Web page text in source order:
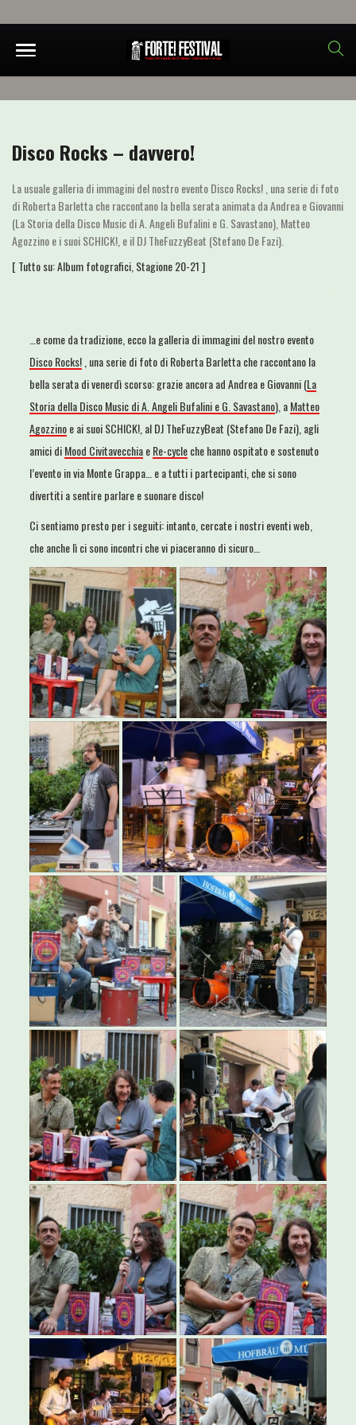
Disco Rocks – davvero!
La usuale galleria di immagini del nostro evento Disco Rocks! , una serie di foto
di Roberta Barletta che raccontano la bella serata animata da Andrea e Giovanni
(La Storia della Disco Music di A. Angeli Bufalini e G. Savastano), Matteo
Agozzino e i suoi SCHICK!, e il DJ TheFuzzyBeat (Stefano De Fazi).
[ Tutto su:Album fotografici Stagione 20-21]
…e come da tradizione, ecco la galleria di immagini del nostro evento
Disco Rocks! , una serie di foto di Roberta Barletta che raccontano la
bella serata di venerdì scorso: grazie ancora ad Andrea e Giovanni (La
Storia della Disco Music di A. Angeli Bufalini e G. Savastano), aMatteo
Agozzinoe ai suoi SCHICK!, al DJ TheFuzzyBeat (Stefano De Fazi), agli
amici diMood CivitavecchiaeRe-cycleche hanno ospitato e sostenuto
l’evento in via Monte Grappa… e a tutti i partecipanti, che si sono
divertiti a sentire parlare e suonare disco!
Ci sentiamo presto per i seguiti: intanto, cercate i nostri eventi web,
che anche lì ci sono incontri che vi piaceranno di sicuro…